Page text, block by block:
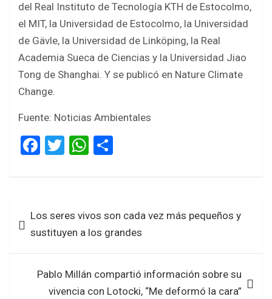
del Real Instituto de Tecnología KTH de Estocolmo,
el MIT, la Universidad de Estocolmo, la Universidad
de Gävle, la Universidad de Linköping, la Real
Academia Sueca de Ciencias y la Universidad Jiao
Tong de Shanghai. Y se publicó en Nature Climate
Change.
Fuente: Noticias Ambientales
F
ce
o
o
k
T
tt
W
at
A
p
p
ar
de
entradas
Los seres vivos son cada vez más pequeños y
sustituyen a los grandes
Pablo Millán compartió información sobre su
vivencia con Lotocki, “Me deformó la cara”